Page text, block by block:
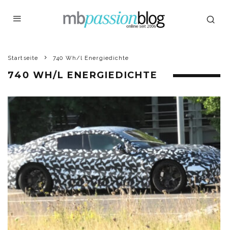
Startseite 740 Wh/l Energiedichte
740 WH/L ENERGIEDICHTE